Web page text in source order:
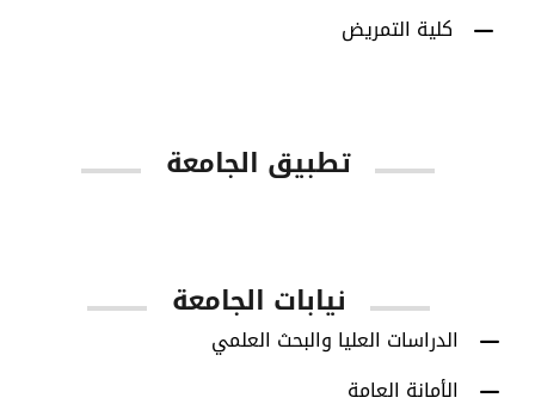
كلية التمريض
تطبيق الجامعة
نيابات الجامعة
الدراسات العليا والبحث العلمي
الأمانة العامة